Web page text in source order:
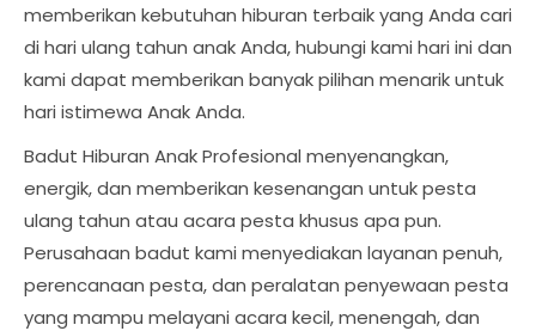
memberikan kebutuhan hiburan terbaik yang Anda cari
di hari ulang tahun anak Anda, hubungi kami hari ini dan
kami dapat memberikan banyak pilihan menarik untuk
hari istimewa Anak Anda.
Badut Hiburan Anak Profesional menyenangkan,
energik, dan memberikan kesenangan untuk pesta
ulang tahun atau acara pesta khusus apa pun.
Perusahaan badut kami menyediakan layanan penuh,
perencanaan pesta, dan peralatan penyewaan pesta
yang mampu melayani acara kecil, menengah, dan